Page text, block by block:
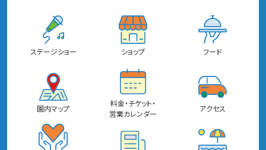
ステージショー ショップ フード
園内マップ
料金・チケット・
営業カレンダー
アクセス